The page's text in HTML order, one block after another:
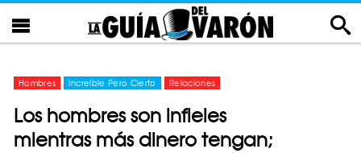
Hombres Increíble Pero Cierto Relaciones
Los hombres son infieles
mientras más dinero tengan;